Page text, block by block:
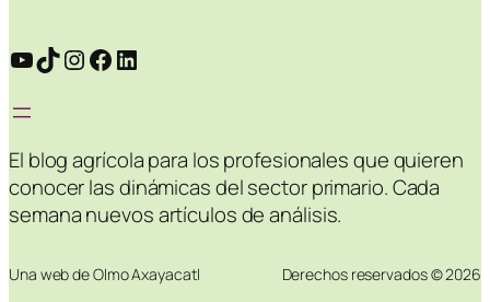
YouTube
TikTok
Instagram
Facebook
LinkedIn
El blog agrícola para los profesionales que quieren
conocer las dinámicas del sector primario. Cada
semana nuevos artículos de análisis.
Una web de Olmo Axayacatl Derechos reservados © 2026